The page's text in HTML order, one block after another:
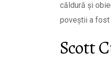
căldură și
poveștii a fost
Scott